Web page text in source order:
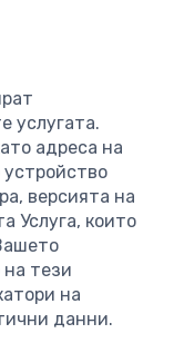
услугата.
адреса на
версията на
Услуга, които
тези
на
данни.